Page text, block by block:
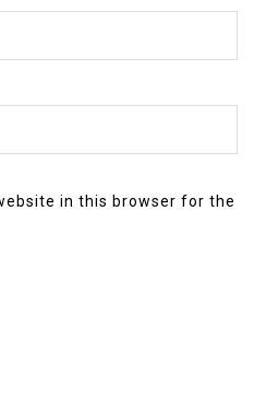
in this browser for the